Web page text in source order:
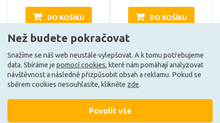
DO KOŠÍKU
Může být u Vás 4. 9.
DO KOŠÍKU
Může být u Vás 4. 9.
Než budete pokračovat
Snažíme se náš web neustále vylepšovat. A k tomu potřebujeme
data. Sbíráme je pomocí cookies, které nám pomáhají analyzovat
návštěvnost a následně přizpůsobit obsah a reklamu. Pokud se
sběrem cookies nesouhlasíte, klikněte zde.
Povolit vše